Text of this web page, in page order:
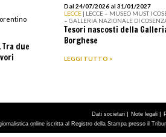
due
Dal 24/07/2026 al 31/01/2027
LECCE | LECCE – MUSEO MUST I
– GALLERIA NAZIONALE DI
Tesori nascosti della
Borghese
LEGGI TUTTO >
Dati societari | Note legali |
online iscritta al Registro della Stampa presso il